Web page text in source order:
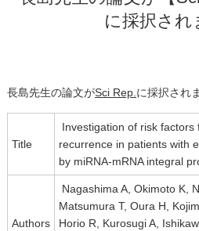
に採択され
長島先生の論文がSci Rep. に採択され
Title
Investigation of risk
recurrence in patients with
by miRNA-mRNA integral
Authors
Nagashima A, Okimoto K,
Matsumura T, Oura H,
Horio R, Kurosugi A,